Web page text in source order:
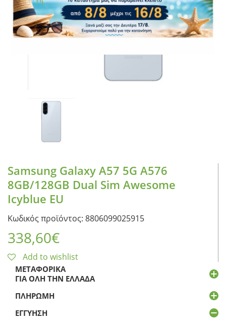
CASE FANS
LIQUID COOLERS
ΟΙΚΙΑΚΕΣ ΣΥΣΚΕΥΕΣ
Samsung Galaxy A57 5G A576
8GB/128GB Dual Sim Awesome
Icyblue EU
Κωδικός προϊόντος: 8806099025915
338,60€
Add to wishlist
ΜΕΤΑΦΟΡΙΚΆ
ΓΙΑ ΌΛΗ ΤΗΝ ΕΛΛΆΔΑ
ΠΛΗΡΩΜΉ
ΕΓΓΎΗΣΗ